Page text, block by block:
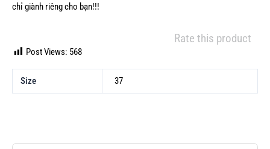
chỉ giành riêng cho bạn!!!
Rate this product
Post Views: 568
Size 37